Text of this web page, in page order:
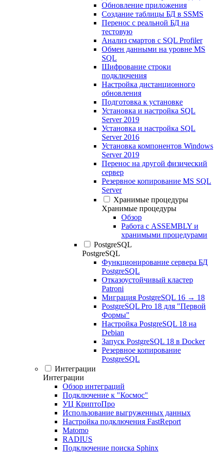
Обновление приложения
Создание таблицы БД в SSMS
Перенос с реальной БД на
тестовую
Анализ смартов с SQL Profiler
Обмен данными на уровне MS
SQL
Шифрование строки
подключения
Настройка дистанционного
обновления
Подготовка к установке
Установка и настройка SQL
Server 2019
Установка и настройка SQL
Server 2016
Установка компонентов Windows
Server 2019
Перенос на другой физический
сервер
Резервное копирование MS SQL
Server
Хранимые процедуры
Хранимые процедуры
Обзор
Работа с ASSEMBLY и
хранимыми процедурами
PostgreSQL
PostgreSQL
Функционирование сервера БД
PostgreSQL
Отказоустойчивый кластер
Patroni
Миграция PostgreSQL 16 → 18
PostgreSQL Pro 18 для "Первой
Формы"
Настройка PostgreSQL 18 на
Debian
Запуск PostgreSQL 18 в Docker
Резервное копирование
PostgreSQL
Интеграции
Интеграции
Обзор интеграций
Подключение к "Космос"
УЦ КриптоПро
Использование выгруженных данных
Настройка подключения FastReport
Matomo
RADIUS
Подключение поиска Sphinx